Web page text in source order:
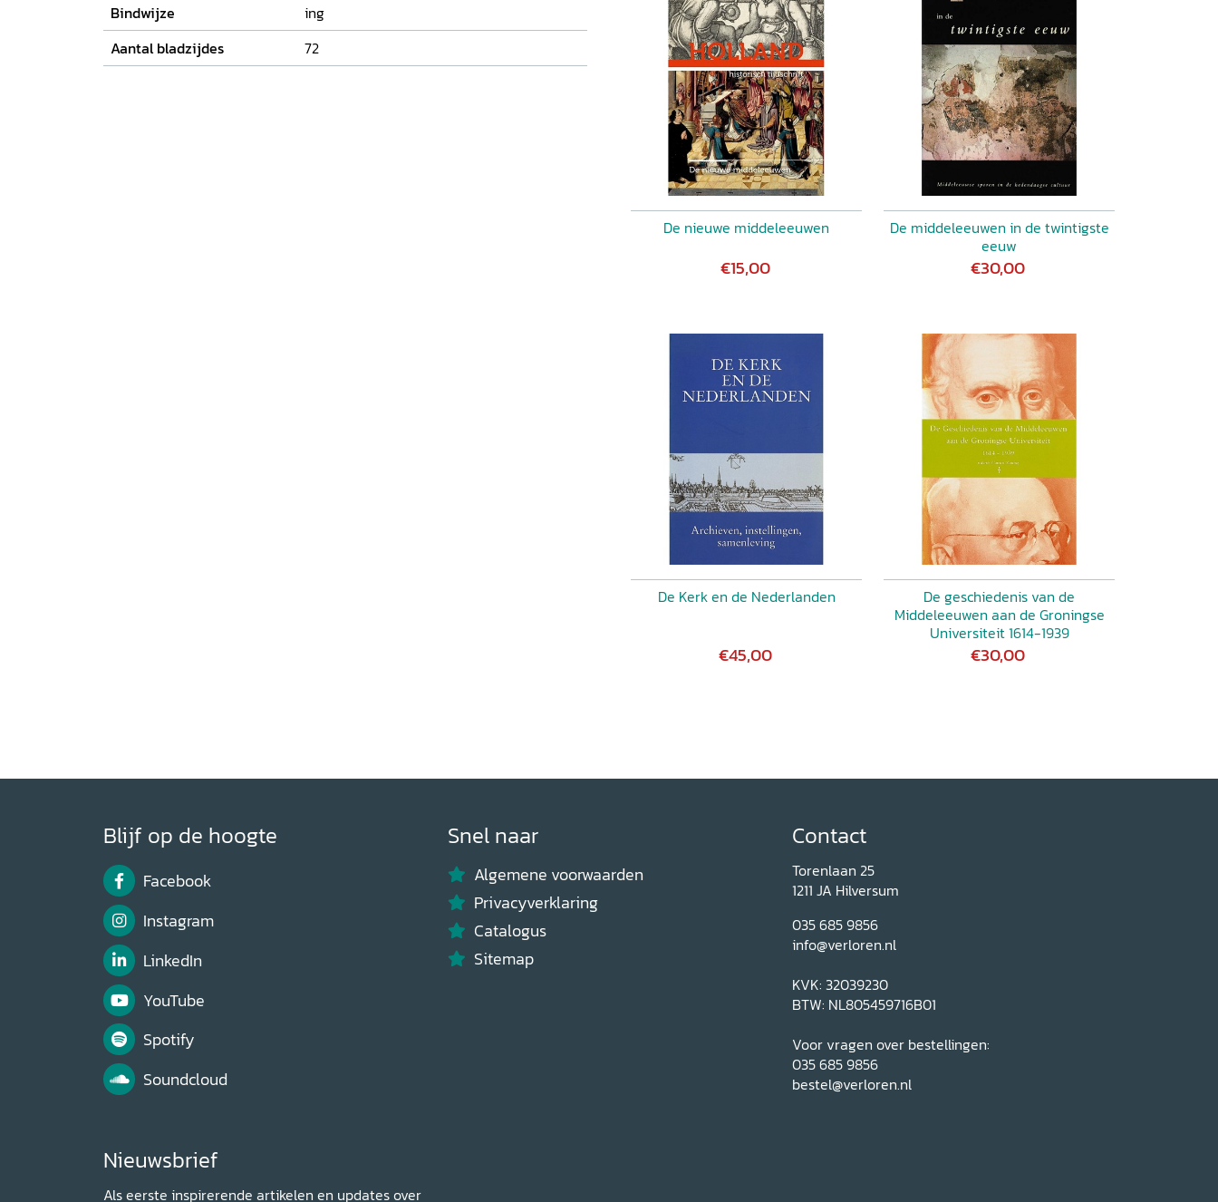
Bindwijze
ing
Aantal bladzijdes
72
De nieuwe middeleeuwen
€15,00
De middeleeuwen in de twintigste
eeuw
€30,00
De Kerk en de Nederlanden
€45,00
De geschiedenis van de
Middeleeuwen aan de Groningse
Universiteit 1614-1939
€30,00
Blijf op de hoogte
Facebook
Instagram
LinkedIn
YouTube
Spotify
Soundcloud
Nieuwsbrief
Als eerste inspirerende artikelen en updates over
Snel naar
Algemene voorwaarden
Privacyverklaring
Catalogus
Sitemap
Contact
Torenlaan 25
1211 JA Hilversum
035 685 9856
info@verloren.nl
KVK: 32039230
BTW: NL805459716B01
Voor vragen over bestellingen:
035 685 9856
bestel@verloren.nl